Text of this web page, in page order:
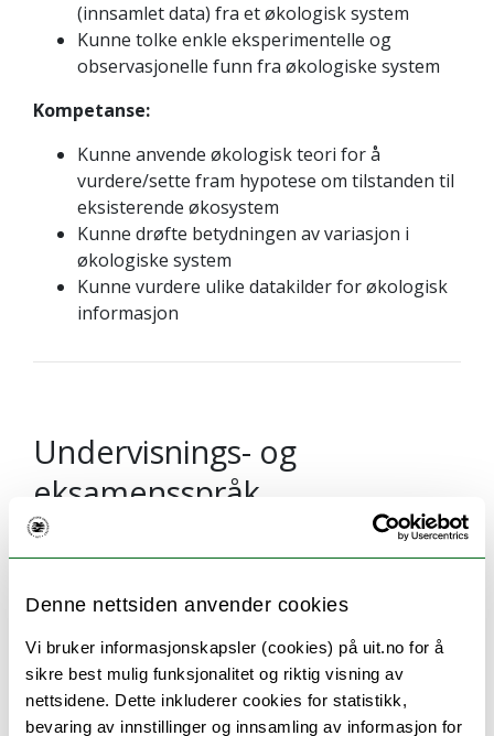
Denne nettsiden anvender cookies
Vi bruker informasjonskapsler (cookies) på uit.no for å
sikre best mulig funksjonalitet og riktig visning av
nettsidene. Dette inkluderer cookies for statistikk,
bevaring av innstillinger og innsamling av informasjon for
(innsamlet data) fra et økologisk system
Kunne tolke enkle eksperimentelle og
observasjonelle funn fra økologiske system
Kompetanse:
Kunne anvende økologisk teori for å
vurdere/sette fram hypotese om tilstanden til
eksisterende økosystem
Kunne drøfte betydningen av variasjon i
økologiske system
Kunne vurdere ulike datakilder for økologisk
informasjon
Undervisnings- og
eksamensspråk
Undervisningsspråket er hovedsakelig norsk. Noe
av undervisningen vil gis på engelsk.
Eksamensoppgavene gis både på norsk og
eksamensbesvarelser på norsk eller engelsk.